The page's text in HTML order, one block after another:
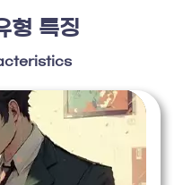
형 특징